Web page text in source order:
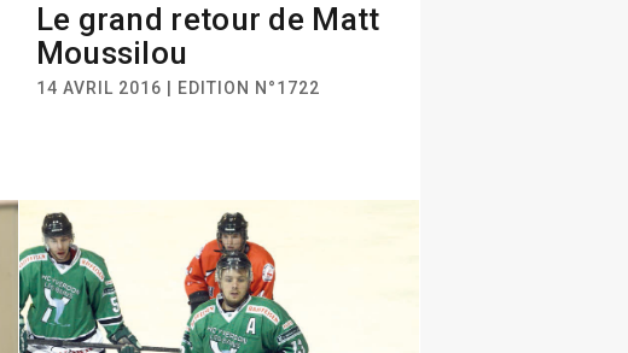
Le grand retour de Matt
Moussilou
14 AVRIL 2016 | EDITION N°1722